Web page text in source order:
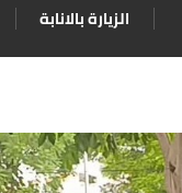
الزيارة بالانابة